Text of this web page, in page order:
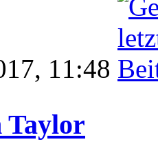
11:48
Taylor